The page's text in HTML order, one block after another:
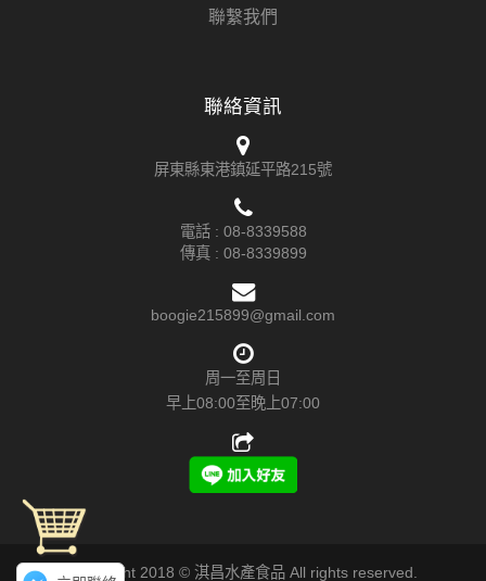
聯繫我們
聯絡資訊
屏東縣東港鎮延平路215號
電話 : 08-8339588
傳真 : 08-8339899
boogie215899@gmail.com
周一至周日
早上08:00至晚上07:00
Copyright 2018 © 淇昌水產食品 All rights reserved.